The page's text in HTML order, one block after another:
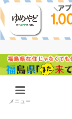
メニュー